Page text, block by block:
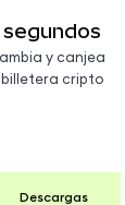
segundos
y canjea
billetera cripto
Descargas